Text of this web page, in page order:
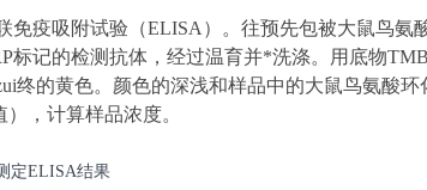
疫吸附试验（ELISA）。 往预先包被大鼠鸟氨
标记的检测抗体，经过温育并*洗涤。用底物
终的黄色。颜色的深浅和样品中的大鼠鸟氨酸环
，计算样品浓度。
定ELISA结果